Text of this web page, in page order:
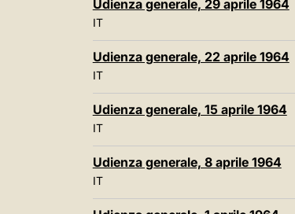
Udienza generale, 29 aprile 1964
IT
Udienza generale, 22 aprile 1964
IT
Udienza generale, 15 aprile 1964
IT
Udienza generale, 8 aprile 1964
IT